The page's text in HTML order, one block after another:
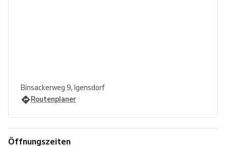
Binsackerweg 9, Igensdorf
Routenplaner
Öffnungszeiten